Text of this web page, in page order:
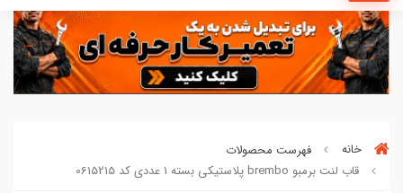
خانه
فهرست محصولات
قاب لنت برمبو brembo پلاستیکی بسته 1 عددی کد 0615215